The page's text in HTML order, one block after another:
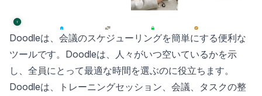
Doodleは、会議のスケジューリングを簡単にする便利な
ツールです。Doodleは、人々がいつ空いているかを示
し、全員にとって最適な時間を選ぶのに役立ちます。
Doodleは、トレーニングセッション、会議、タスクの整